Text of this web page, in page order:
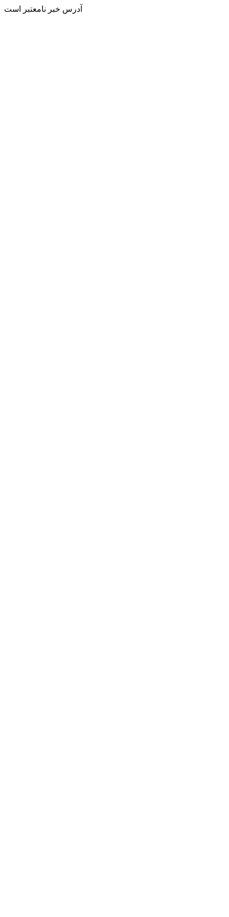
آدرس خبر نامعتبر است